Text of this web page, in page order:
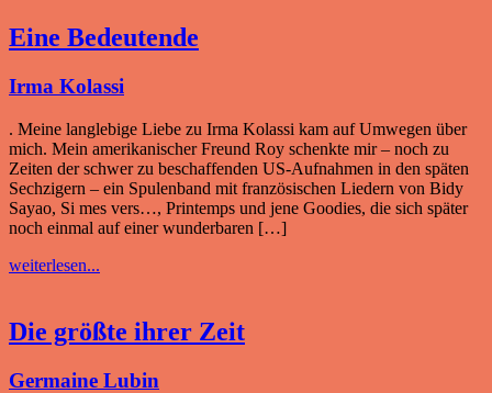
Eine Bedeutende
Irma Kolassi
. Meine langlebige Liebe zu Irma Kolassi kam auf Umwegen über
mich. Mein amerikanischer Freund Roy schenkte mir – noch zu
Zeiten der schwer zu beschaffenden US-Aufnahmen in den späten
Sechzigern – ein Spulenband mit französischen Liedern von Bidy
Sayao, Si mes vers…, Printemps und jene Goodies, die sich später
noch einmal auf einer wunderbaren […]
weiterlesen...
Die größte ihrer Zeit
Germaine Lubin